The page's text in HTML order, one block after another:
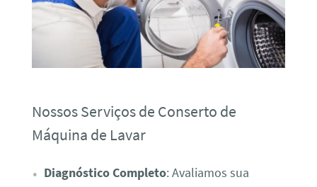
Nossos Serviços de Conserto de
Máquina de Lavar
Diagnóstico Completo: Avaliamos sua